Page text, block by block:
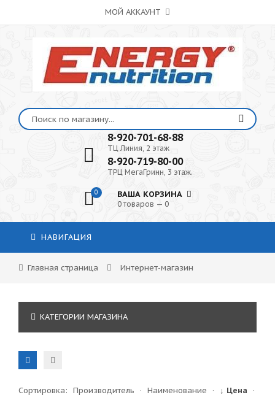
МОЙ АККАУНТ
8-920-701-68-88
ТЦ Линия, 2 этаж
8-920-719-80-00
ТРЦ МегаГринн, 3 этаж.
0 ВАША КОРЗИНА
0 товаров — 0
НАВИГАЦИЯ
Главная страница Интернет-магазин
Сортировка: Производитель · Наименование · ↓ Цена
·
КАТЕГОРИИ МАГАЗИНА